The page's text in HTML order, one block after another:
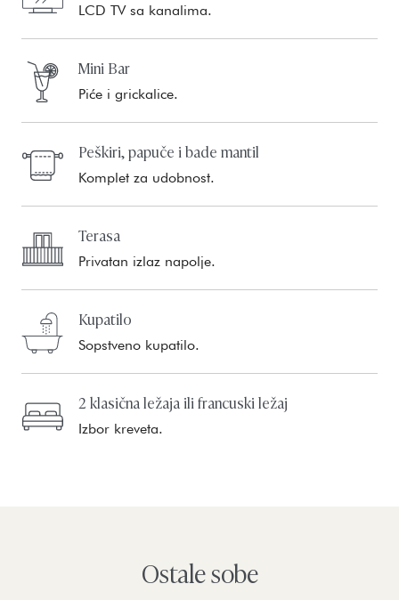
LCD TV sa kanalima.
Mini Bar
Piće i grickalice.
Peškiri, papuče i bade mantil
Komplet za udobnost.
Terasa
Privatan izlaz napolje.
Kupatilo
Sopstveno kupatilo.
2 klasična ležaja ili francuski ležaj
Izbor kreveta.
Ostale sobe